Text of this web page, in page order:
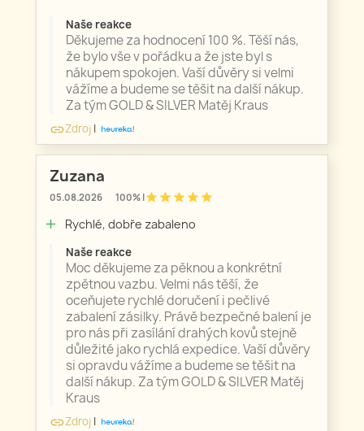
Naše reakce
Děkujeme za hodnocení 100 %. Těší nás,
že bylo vše v pořádku a že jste byl s
nákupem spokojen. Vaší důvěry si velmi
vážíme a budeme se těšit na další nákup.
Za tým GOLD & SILVER Matěj Kraus
linkZdroj |
Zuzana
05.08.2026 100% |starstarstarstarstar
add Rychlé, dobře zabaleno
Naše reakce
Moc děkujeme za pěknou a konkrétní
zpětnou vazbu. Velmi nás těší, že
oceňujete rychlé doručení i pečlivé
zabalení zásilky. Právě bezpečné balení je
pro nás při zasílání drahých kovů stejně
důležité jako rychlá expedice. Vaší důvěry
si opravdu vážíme a budeme se těšit na
další nákup. Za tým GOLD & SILVER Matěj
Kraus
linkZdroj |